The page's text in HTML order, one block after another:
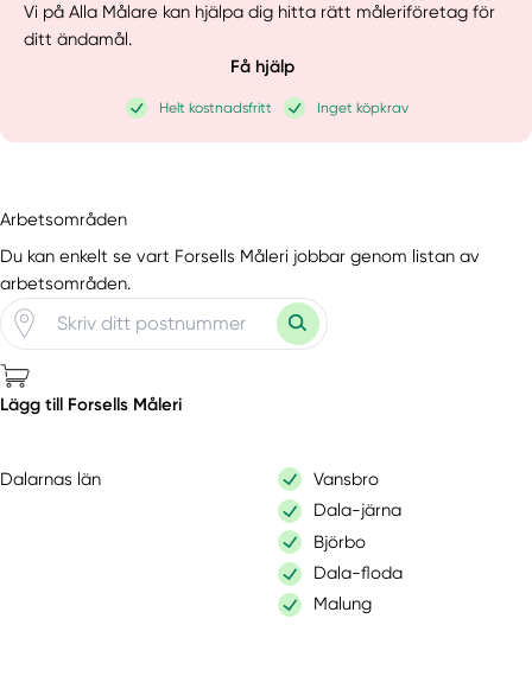
Vi på Alla Målare kan hjälpa dig hitta rätt måleriföretag för
ditt ändamål.
Få hjälp
Helt kostnadsfritt Inget köpkrav
Arbetsområden
Du kan enkelt se vart Forsells Måleri jobbar genom listan av
arbetsområden.
Lägg till Forsells Måleri
Dalarnas län
Vansbro
Dala-järna
Björbo
Dala-floda
Malung